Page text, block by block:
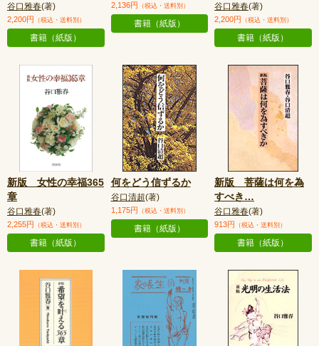
谷口雅春(著)
2,200円 （税込・送料別）
書籍（紙版）
2,136円 （税込・送料別）
書籍（紙版）
谷口雅春(著)
2,200円 （税込・送料別）
書籍（紙版）
新版 女性の幸福365
章
谷口雅春(著)
2,255円 （税込・送料別）
書籍（紙版）
何をどう信ずるか
谷口清超(著)
1,175円 （税込・送料別）
書籍（紙版）
新版 菩薩は何を為
すべき…
谷口雅春(著)
913円 （税込・送料別）
書籍（紙版）